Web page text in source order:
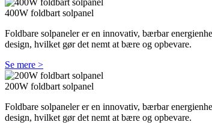
400W foldbart solpanel
Foldbare solpaneler er en innovativ, bærbar
design, hvilket gør det nemt at bære og opbevare.
Se mere >
200W foldbart solpanel
Foldbare solpaneler er en innovativ, bærbar
design, hvilket gør det nemt at bære og opbevare.